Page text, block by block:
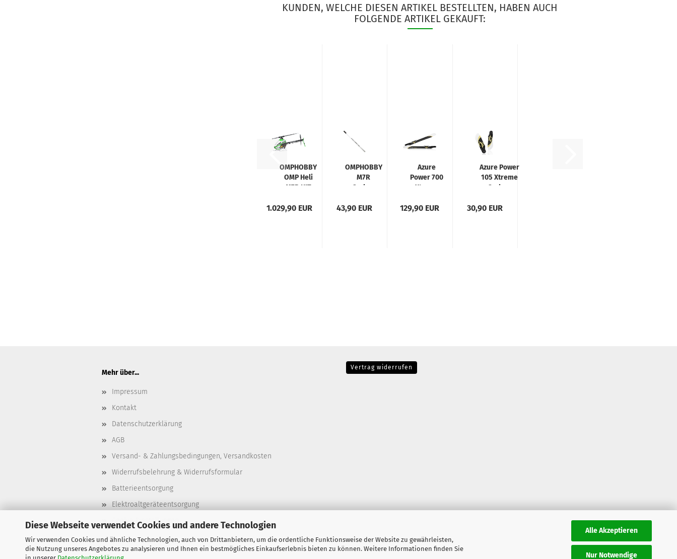
Diese Webseite verwendet Cookies und andere Technologien
Wir verwenden Cookies und ähnliche Technologien, auch von Drittanbietern, um die ordentliche Funktionsweise der Website zu gewährleisten,
die Nutzung unseres Angebotes zu analysieren und Ihnen ein bestmögliches Einkaufserlebnis bieten zu können. Weitere Informationen finden Sie
in unserer Datenschutzerklärung
Alle Akzeptieren
Nur Notwendige
KUNDEN, WELCHE DIESEN ARTIKEL BESTELLTEN, HABEN AUCH
FOLGENDE ARTIKEL GEKAUFT:
OMPHOBBY
OMP Heli
M7R KIT
Helikopter
1.029,90 EUR
OMPHOBBY
M7R
Carbon
Weiss #
43,90 EUR
Azure
Power 700
Xtreme
Rotorblatt
129,90 EUR
Azure Power
105 Xtreme
Carbon
105mm
30,90 EUR
Mehr über...
Impressum
Kontakt
Datenschutzerklärung
AGB
Versand- & Zahlungsbedingungen, Versandkosten
Widerrufsbelehrung & Widerrufsformular
Batterieentsorgung
Elektroaltgeräteentsorgung
Cookie Einstellungen
Vertrag widerrufen